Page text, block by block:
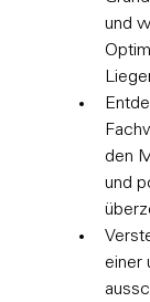
und
den
und
einer